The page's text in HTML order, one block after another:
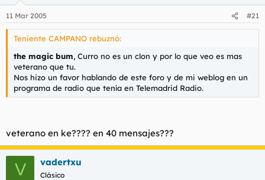
11 Mar 2005 #21
Teniente CAMPANO rebuznó:
the magic bum, Curro no es un clon y por lo que veo es mas
veterano que tu.
Nos hizo un favor hablando de este foro y de mi weblog en un
programa de radio que tenía en Telemadrid Radio.
veterano en ke???? en 40 mensajes???
V vadertxu
Clásico